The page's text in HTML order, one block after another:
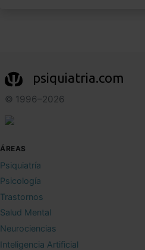
psiquiatria.com
© 1996–2026
ÁREAS
Psiquiatría
Psicología
Trastornos
Salud Mental
Neurociencias
Inteligencia Artificial